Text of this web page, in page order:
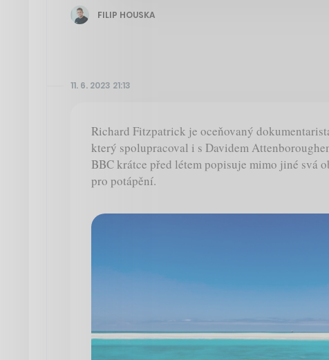
FILIP HOUSKA
11. 6. 2023 21:13
Richard Fitzpatrick je oceňovaný
který spolupracoval i s Davidem
BBC krátce před létem popisuje mimo jiné svá
pro potápění.